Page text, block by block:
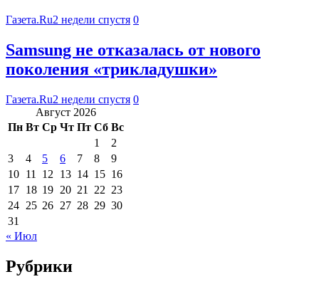
Газета.Ru2 недели спустя 0
Samsung не отказалась от нового
поколения «трикладушки»
Газета.Ru2 недели спустя 0
Август 2026
Пн Вт Ср Чт Пт Сб Вс
1
2
3
4 5 6 7 8
9
10 11 12 13 14 15 16
17 18 19 20 21 22 23
24 25 26 27 28 29 30
31
« Июл
Рубрики